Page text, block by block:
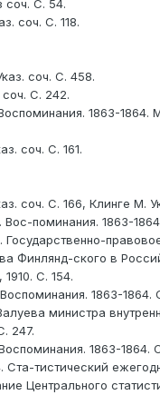
соч. С. 54.
соч. С. 118.
соч. С. 458.
соч. С. 242.
1863-1864.
соч. С. 161.
соч. С. 166, Клинге М.
поминания. 1863-
Государственно-
Финлянд-ского в
С. 154.
1863-1864.
министра
247.
1863-1864.
Ста-тистический
Центрального